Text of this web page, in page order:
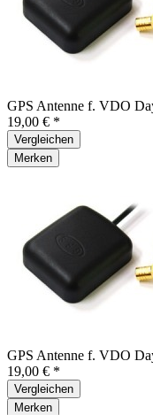
GPS Antenne f. VDO
19,00 € *
Vergleichen
Merken
GPS Antenne f. VDO
19,00 € *
Vergleichen
Merken